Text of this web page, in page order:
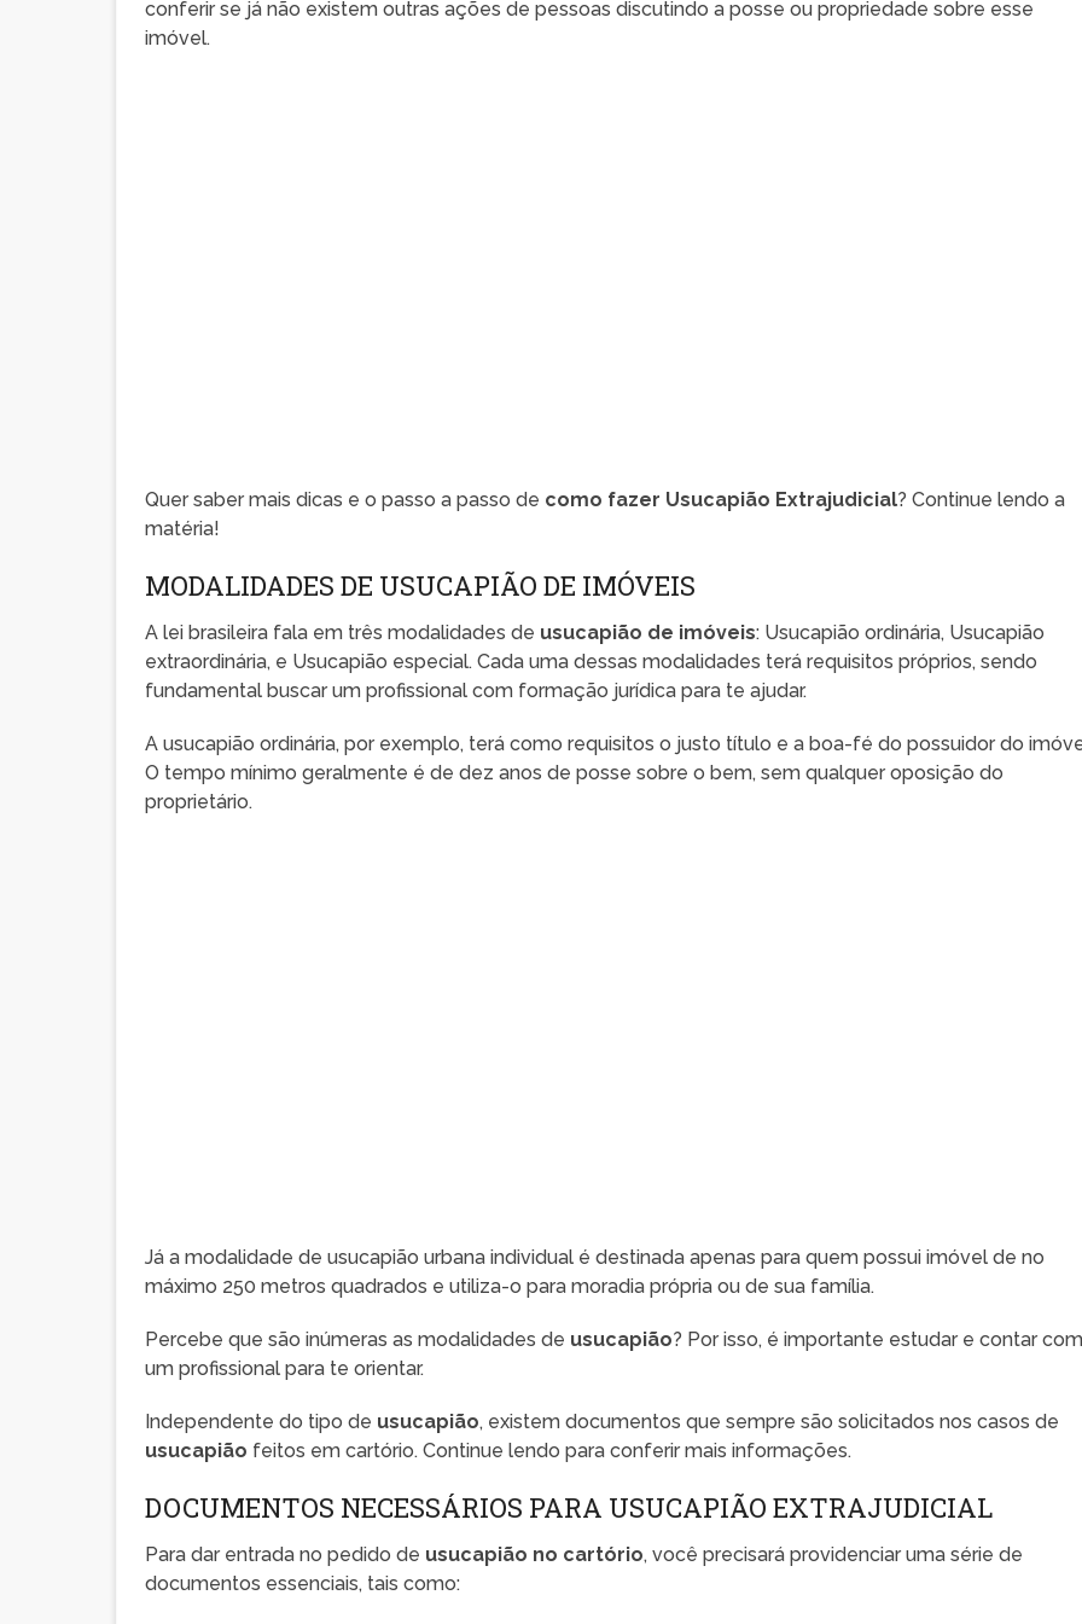
conferir se já não existem outras ações de pessoas discutindo a posse ou propriedade sobre esse
imóvel.
Quer saber mais dicas e o passo a passo de como fazer Usucapião Extrajudicial? Continue lendo a
matéria!
MODALIDADES DE USUCAPIÃO DE IMÓVEIS
A lei brasileira fala em três modalidades de usucapião de imóveis: Usucapião ordinária, Usucapião
extraordinária, e Usucapião especial. Cada uma dessas modalidades terá requisitos próprios, sendo
fundamental buscar um profissional com formação jurídica para te ajudar.
A usucapião ordinária, por exemplo, terá como requisitos o justo título e a boa-fé do possuidor do
O tempo mínimo geralmente é de dez anos de posse sobre o bem, sem qualquer oposição do
proprietário.
Já a modalidade de usucapião urbana individual é destinada apenas para quem possui imóvel de no
máximo 250 metros quadrados e utiliza-o para moradia própria ou de sua família.
Percebe que são inúmeras as modalidades de usucapião? Por isso, é importante estudar e contar
um profissional para te orientar.
Independente do tipo de usucapião, existem documentos que sempre são solicitados nos casos de
usucapião feitos em cartório. Continue lendo para conferir mais informações.
DOCUMENTOS NECESSÁRIOS PARA USUCAPIÃO EXTRAJUDICIAL
Para dar entrada no pedido de usucapião no cartório, você precisará providenciar uma série de
documentos essenciais, tais como: